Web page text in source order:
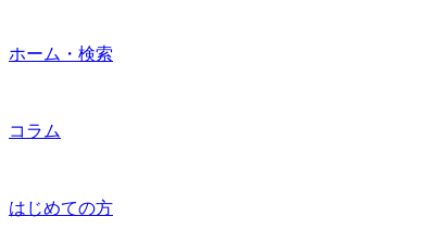
ホーム・検索
コラム
はじめての方